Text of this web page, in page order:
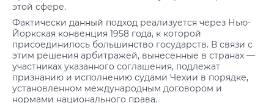
этой сфере.
Фактически данный подход реализуется через Нью-
Йоркская конвенция 1958 года, к которой
присоединилось большинство государств. В связи с
этим решения арбитражей, вынесенные в странах —
участниках указанного соглашения, подлежат
признанию и исполнению судами Чехии в порядке,
установленном международным договором и
нормами национального права.